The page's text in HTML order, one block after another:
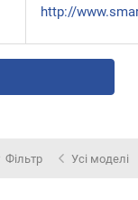
Фільтр Усі моделі